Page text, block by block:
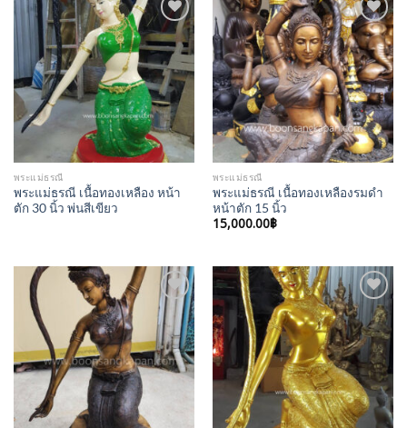
Add to
Wishlist
พระแม่ธรณี
พระแม่ธรณี เนื้อทองเหลือง หน้า
ตัก 30 นิ้ว พ่นสีเขียว
Add to
Wishlist
พระแม่ธรณี
พระแม่ธรณี เนื้อทองเหลืองรมดำ
หน้าตัก 15 นิ้ว
15,000.00฿
Add to
Wishlist
Add to
Wishlist